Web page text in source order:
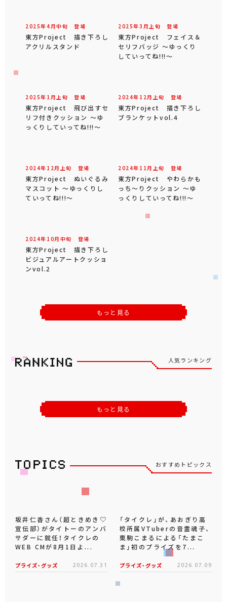
2025年4 月中旬 登場
東方Project 描き下ろし
アクリルスタンド
2025年3 月 上旬 登場
東方Project フェイス＆
セリフバッジ ～ゆっくり
していってね!!!～
2025年 1 月 上旬 登場
東方Project 飛び出すセ
リフ付きクッション ～ゆ
っくりしていってね!!!～
2024年 12 月 上旬 登場
東方Project 描き下ろし
ブランケットvol.4
2024年 12 月 上旬 登場
東方Project ぬいぐるみ
マスコット ～ゆっくりし
ていってね!!!～
2024年 11 月 上旬 登場
東方Project やわらかも
っち～りクッション ～ゆ
っくりしていってね!!!～
2024年 10月 中旬 登場
東方Project 描き下ろし
ビジュアルアートクッショ
ンvol.2
もっと見る
人気ランキング
もっと見る
おすすめトピックス
坂井仁香さん（超ときめき♡
宣伝部）がタイトーのアンバ
サダーに就任！タイクレの
WEB CMが8月1日よ...
プライズ・グッズ 2026.07.31
「タイクレ」が、あおぎり高
校所属VTuberの音霊魂子、
栗駒こまるによる「たまこ
ま」初のプライズを7...
プライズ・グッズ 2026.07.09